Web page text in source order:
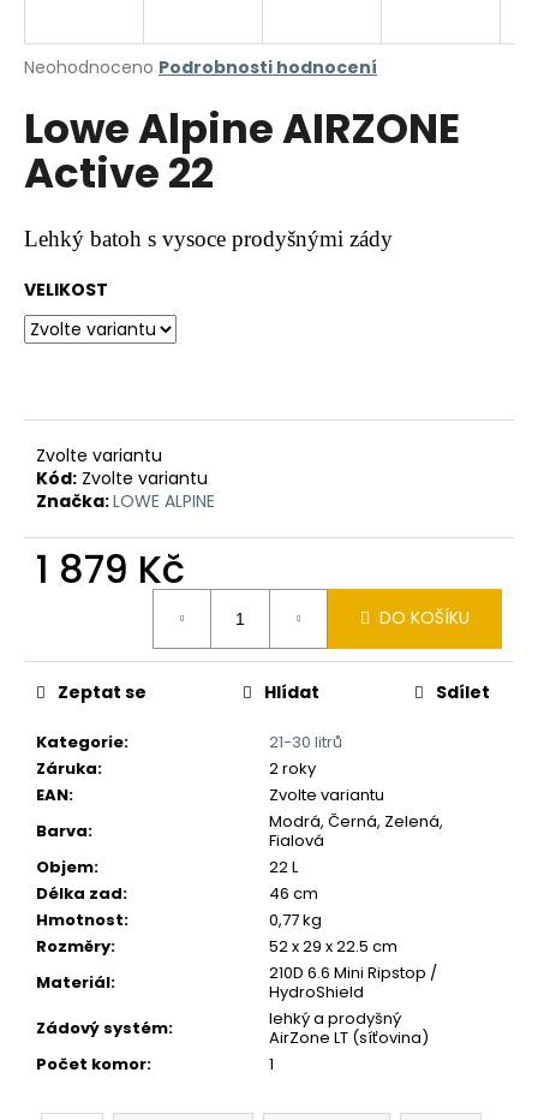
Průměrné
produktu
je
0,0
z
hvězdiček.
Neohodnoceno Podrobnosti hodnocení
Lowe Alpine AIRZONE
Active 22
Lehký batoh s vysoce prodyšnými zády
VELIKOST
Zvolte variantu
Kód: Zvolte variantu
Značka:LOWE ALPINE
1 879 Kč
DO KOŠÍKU
Kategorie:
21-30 litrů
Záruka:
2 roky
EAN:
Zvolte variantu
Barva:
Modrá, Černá, Zelená,
Fialová
Objem:
22 L
Délka zad:
46 cm
Hmotnost:
0,77 kg
Rozměry:
52 x 29 x 22.5 cm
Materiál:
210D 6.6 Mini Ripstop /
HydroShield
Zádový systém:
lehký a prodyšný
AirZone LT (síťovina)
Počet komor: 1
Zeptat se Hlídat Sdílet
j
t
?
o
u
č
u